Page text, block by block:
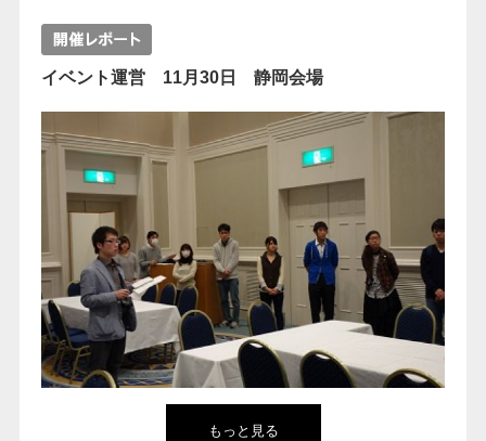
イベント運営 11月30日 静岡会場
もっと見る